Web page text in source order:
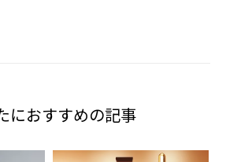
におすすめの記事